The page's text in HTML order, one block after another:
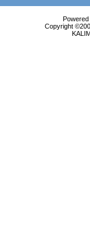
Copyright